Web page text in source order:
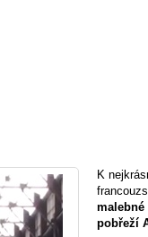
K
pobřeží